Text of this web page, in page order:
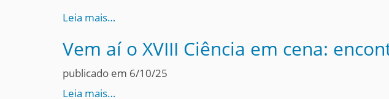
iLeia mais…
Vem aí o XVIII Ciência em cena:
publicado em 6/10/25
Leia mais…